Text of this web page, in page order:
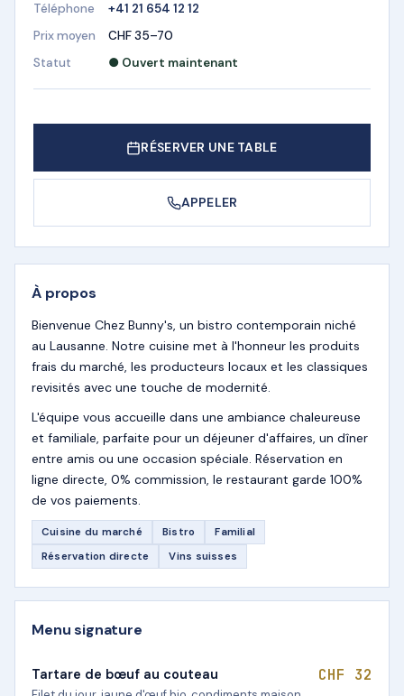
Téléphone
+41 21 654 12 12
Prix moyen
CHF 35–70
Statut
● Ouvert maintenant
RÉSERVER UNE TABLE
APPELER
À propos
Bienvenue Chez Bunny's, un bistro contemporain niché
au Lausanne. Notre cuisine met à l'honneur les produits
frais du marché, les producteurs locaux et les classiques
revisités avec une touche de modernité.
L'équipe vous accueille dans une ambiance chaleureuse
et familiale, parfaite pour un déjeuner d'affaires, un dîner
entre amis ou une occasion spéciale. Réservation en
ligne directe, 0% commission, le restaurant garde 100%
de vos paiements.
Cuisine du marché Bistro
Familial
Réservation directe
Vins suisses
Menu signature
Tartare de bœuf au couteau CHF 32